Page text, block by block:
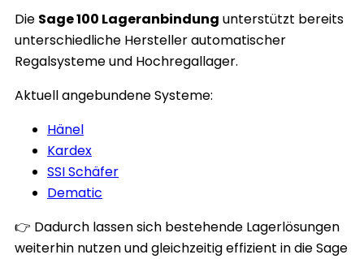
Die Sage 100 Lageranbindung unterstützt bereits
unterschiedliche Hersteller automatischer
Regalsysteme und Hochregallager.
Aktuell angebundene Systeme:
Hänel
Kardex
SSI Schäfer
Dematic
👉 Dadurch lassen sich bestehende Lagerlösungen
weiterhin nutzen und gleichzeitig effizient in die Sage